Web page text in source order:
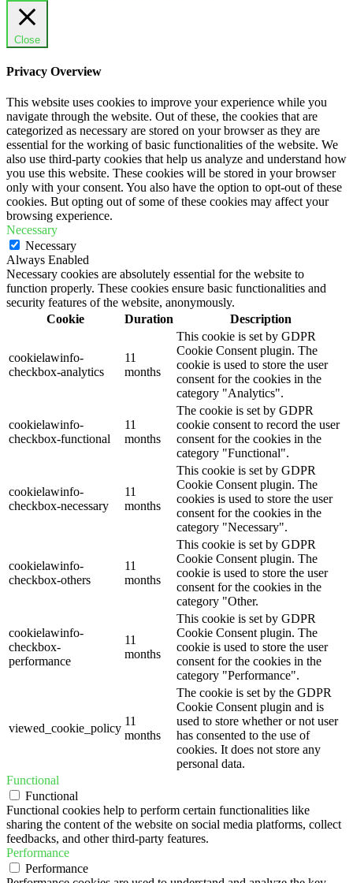
Close
Privacy Overview
This website uses cookies to improve your experience while you
navigate through the website. Out of these, the cookies that are
categorized as necessary are stored on your browser as they are
essential for the working of basic functionalities of the website. We
also use third-party cookies that help us analyze and understand how
you use this website. These cookies will be stored in your browser
only with your consent. You also have the option to opt-out of these
cookies. But opting out of some of these cookies may affect your
browsing experience.
Necessary
Necessary
Always Enabled
Necessary cookies are absolutely essential for the website to
function properly. These cookies ensure basic functionalities and
security features of the website, anonymously.
Cookie
Duration Description
cookielawinfo-
checkbox-analytics
11
months
This cookie is set by GDPR
Cookie Consent plugin. The
cookie is used to store the user
consent for the cookies in the
category "Analytics".
cookielawinfo-
checkbox-functional
11
months
The cookie is set by GDPR
cookie consent to record the user
consent for the cookies in the
category "Functional".
cookielawinfo-
checkbox-necessary
11
months
This cookie is set by GDPR
Cookie Consent plugin. The
cookies is used to store the user
consent for the cookies in the
category "Necessary".
cookielawinfo-
checkbox-others
11
months
This cookie is set by GDPR
Cookie Consent plugin. The
cookie is used to store the user
consent for the cookies in the
category "Other.
cookielawinfo-
checkbox-
performance
11
months
This cookie is set by GDPR
Cookie Consent plugin. The
cookie is used to store the user
consent for the cookies in the
category "Performance".
viewed_cookie_policy
11
months
The cookie is set by the GDPR
Cookie Consent plugin and is
used to store whether or not user
has consented to the use of
cookies. It does not store any
personal data.
Functional
Functional
Functional cookies help to perform certain functionalities like
sharing the content of the website on social media platforms, collect
feedbacks, and other third-party features.
Performance
Performance